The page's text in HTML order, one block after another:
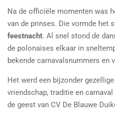
Na de officiële momenten was
van de prinses. Die vormde het
feestnacht. Al snel stond de
de polonaises elkaar in
bekende carnavalsnummers en
Het werd een bijzonder
vriendschap, traditie en
de geest van CV De Blauwe